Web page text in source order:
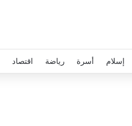
إسلام أسرة رياضة اقتصاد